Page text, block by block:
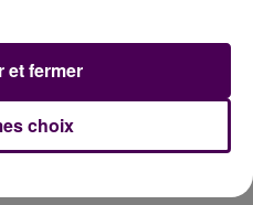
pour Papéa Parc !
choix
et fermer